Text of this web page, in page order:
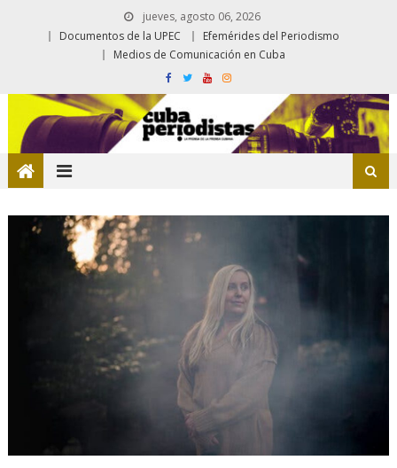
jueves, agosto 06, 2026
Documentos de la UPEC
Efemérides del Periodismo
Medios de Comunicación en Cuba